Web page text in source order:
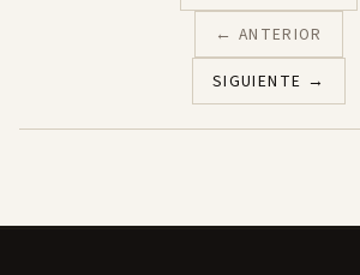
← ANTERIOR
SIGUIENTE →